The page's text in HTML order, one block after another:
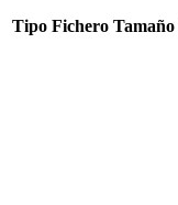
Tipo Fichero Tamaño